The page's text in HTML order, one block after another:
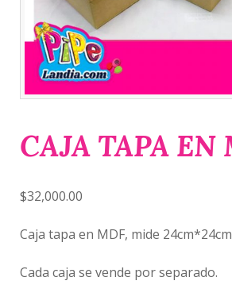
CAJA TAPA
$32,000.00
Caja tapa en MDF, mide
Cada caja se vende por separado.